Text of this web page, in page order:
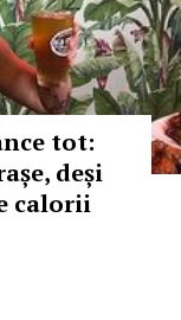
tot:
deși
calorii